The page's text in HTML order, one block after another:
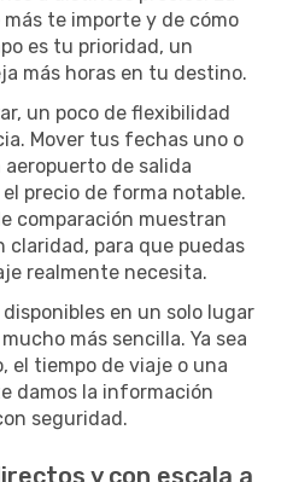
te importe y de cómo
es tu prioridad, un
más horas en tu destino.
un poco de flexibilidad
Mover tus fechas uno o
de salida
precio de forma notable.
comparación muestran
claridad, para que puedas
realmente necesita.
en un solo lugar
más sencilla. Ya sea
el tiempo de viaje o una
damos la información
seguridad.
y con escala a